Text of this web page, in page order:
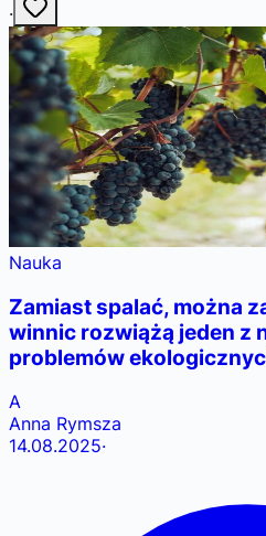
·
Nauka
Zamiast spalać, można
winnic rozwiążą jeden z
problemów
A
Anna Rymsza
14.08.2025·